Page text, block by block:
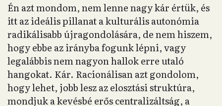
Én azt mondom, nem lenne nagy kár értük, és
itt az ideális pillanat a kulturális autonómia
radikálisabb újragondolására, de nem hiszem,
hogy ebbe az irányba fogunk lépni, vagy
legalábbis nem nagyon hallok erre utaló
hangokat. Kár. Racionálisan azt gondolom,
hogy lehet, jobb lesz az elosztási struktúra,
mondjuk a kevésbé erős centralizáltság, a